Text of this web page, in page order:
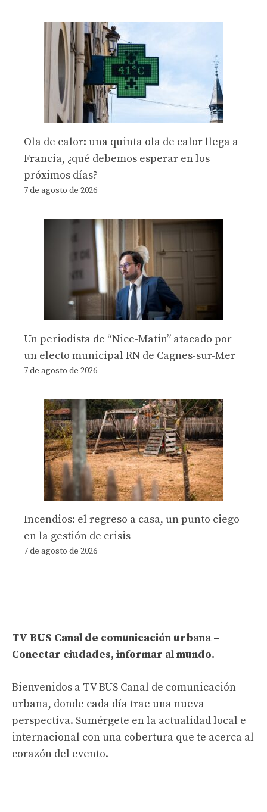
Ola de calor: una quinta ola de calor llega a
Francia, ¿qué debemos esperar en los
próximos días?
7 de agosto de 2026
Un periodista de “Nice-Matin” atacado por
un electo municipal RN de Cagnes-sur-Mer
7 de agosto de 2026
Incendios: el regreso a casa, un punto ciego
en la gestión de crisis
7 de agosto de 2026
TV BUS Canal de comunicación urbana –
Conectar ciudades, informar al mundo.
Bienvenidos a TV BUS Canal de comunicación
urbana, donde cada día trae una nueva
perspectiva. Sumérgete en la actualidad local e
internacional con una cobertura que te acerca al
corazón del evento.